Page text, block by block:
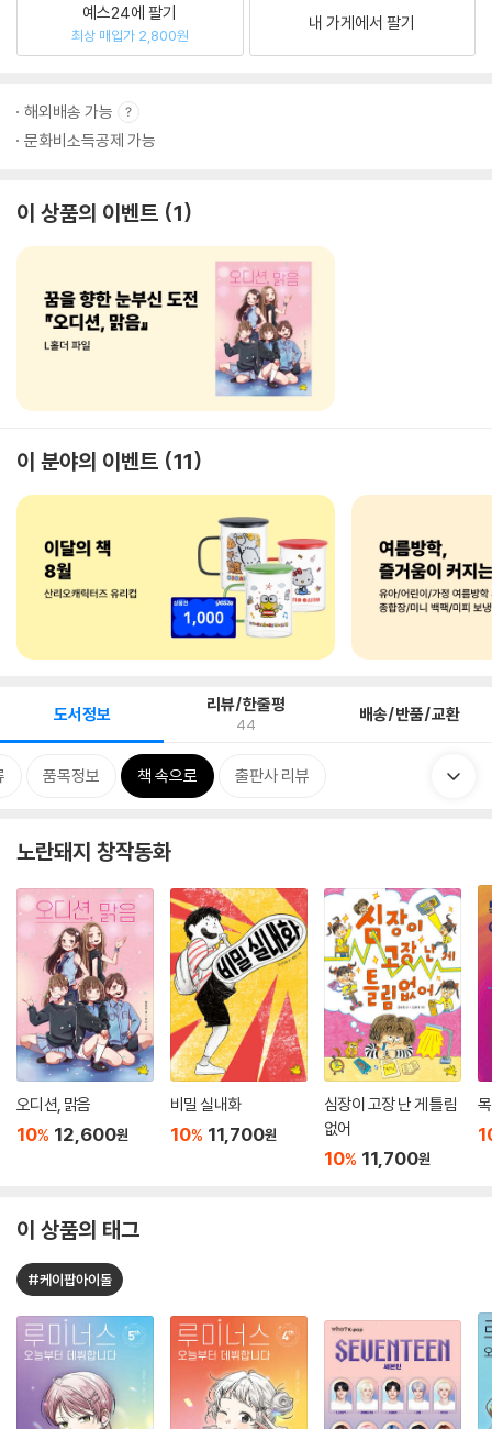
예스24에 팔기
최상 매입가 2,800원
내 가게에서 팔기
해외배송 가능
문화비소득공제 가능
이 상품의 이벤트 1
이 분야의 이벤트 11
도서정보 리뷰/한줄평
44 배송/반품/교환
품목정보 책 속으로 출판사 리뷰
노란돼지 창작동화
오디션, 맑음
10% 12,600원
비밀 실내화
10% 11,700원
심장이 고장 난 게 틀림
없어
10% 11,700원
이 상품의 태그
#케이팝아이돌